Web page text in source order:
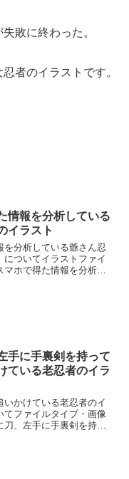
敗に終わった。
者のイラストです。
情報を分析している
イラスト
を分析している爺さん忍
についてイラストファイ
マホで得た情報を分析し
手に手裏剣を持って
ている老忍者のイラ
いかけている老忍者のイ
てファイルタイプ・画像
、左手に手裏剣を持っ